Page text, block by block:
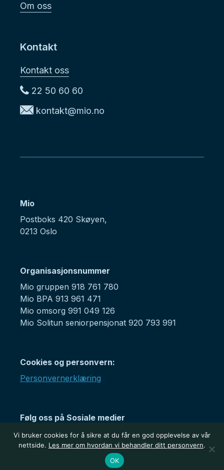
Om oss
Kontakt
Kontakt oss
22 50 60 60
kontakt@mio.no
Mio
Postboks 420 Skøyen,
0213 Oslo
Organisasjonsnummer
Mio gruppen 918 761 780
Mio BPA 913 961 471
Mio omsorg 991 049 126
Mio Solitun seniorpensjonat 920 793 991
Cookies og personvern:
Personvernerklæring
Følg oss på Sosiale medier
Vi bruker cookies for å sikre at du får en god opplevelse av vår
nettside. Les mer om hvordan vi behandler ditt personvern.
OK